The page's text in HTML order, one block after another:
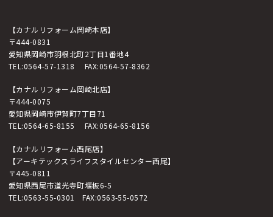
【カナルリフォーム岡崎本店】
〒444-0831
愛知県岡崎市羽根北町2丁目1番地4
TEL:0564-57-1318 FAX:0564-57-8362
【カナルリフォーム岡崎北店】
〒444-0075
愛知県岡崎市伊賀町7丁目71
TEL:0564-65-8155 FAX:0564-65-8156
【カナルリフォーム西尾店】
【アーキテックスライフスタイルセンター西尾】
〒445-0811
愛知県西尾市道光寺町堰板6-5
TEL:0563-55-0301 FAX:0563-55-0572